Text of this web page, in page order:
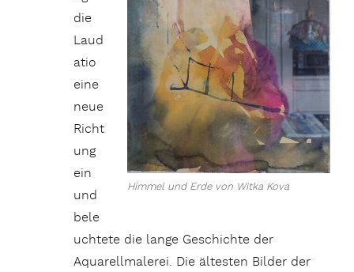
Himmel und Erde von Witka Kova
die
Laud
atio
eine
neue
Richt
ung
ein
und
bele
uchtete die lange Geschichte der
Aquarellmalerei. Die ältesten Bilder der